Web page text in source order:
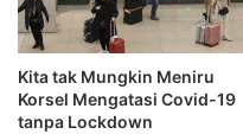
Kita tak Mungkin Meniru
Korsel Mengatasi Covid-19
tanpa Lockdown